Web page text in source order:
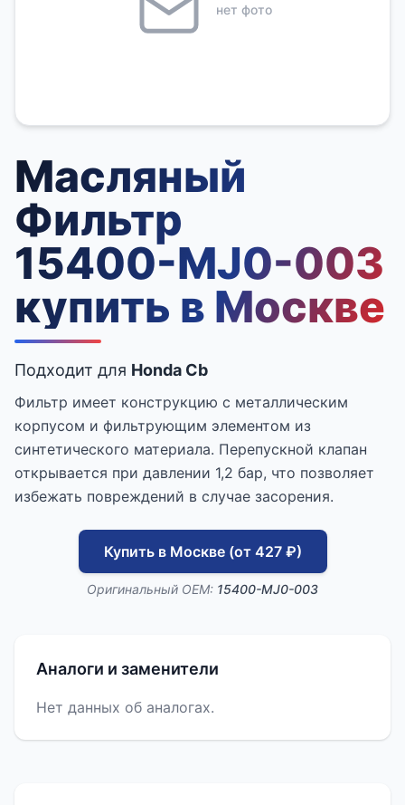
нет фото
Масляный
Фильтр
15400-MJ0-003
купить в Москве
Подходит для Honda Cb
Фильтр имеет конструкцию с металлическим
корпусом и фильтрующим элементом из
синтетического материала. Перепускной клапан
открывается при давлении 1,2 бар, что позволяет
избежать повреждений в случае засорения.
Купить в Москве (от 427 ₽)
Оригинальный OEM: 15400-MJ0-003
Аналоги и заменители
Нет данных об аналогах.